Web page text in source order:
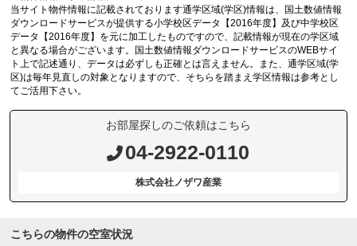
当サイト物件情報に記載されております通学区域(学区)情報は、国土数値情報
ダウンロードサービスが提供する小学校区データ【2016年度】及び中学校区
データ【2016年度】を元に加工したものですので、記載情報が現在の学区域
と異なる場合がございます。国土数値情報ダウンロードサービスのWEBサイ
ト上で記述通り、データは必ずしも正確とは言えません。また、通学区域(学
区)は毎年見直しの対象となりますので、そちらを踏まえ学区情報は参考とし
てご活用下さい。
お部屋探しのご依頼はこちら
04-2922-0110
株式会社ノザワ産業
こちらの物件の空室状況